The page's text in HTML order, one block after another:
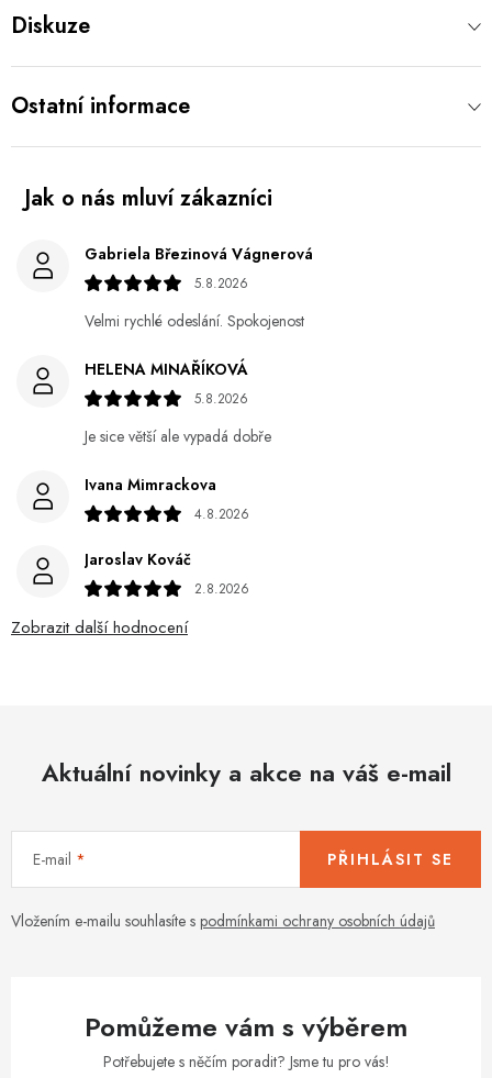
Diskuze
Ostatní informace
Gabriela Březinová Vágnerová
5.8.2026
Velmi rychlé odeslání. Spokojenost
HELENA MINAŘÍKOVÁ
5.8.2026
Je sice větší ale vypadá dobře
Ivana Mimrackova
4.8.2026
Jaroslav Kováč
2.8.2026
Zobrazit další hodnocení
Aktuální novinky a akce na váš e-mail
E-mail
Vložením e-mailu souhlasíte s podmínkami ochrany osobních údajů
PŘIHLÁSIT SE
Pomůžeme vám s výběrem
Potřebujete s něčím poradit? Jsme tu pro vás!